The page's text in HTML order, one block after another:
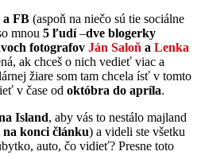
a FB (aspoň na niečo sú tie sociálne
mnou 5 ľudí–dve blogerky
fotografov Ján Saloň a Lenka
ak chceš o nich vedieť viac a
žiare som tam chcela ísť v tomto
v čase od októbra do apríla.
Island, aby vás to nestálo majland
na konci článku) a videli ste všetku
auto, čo vidieť? Presne toto